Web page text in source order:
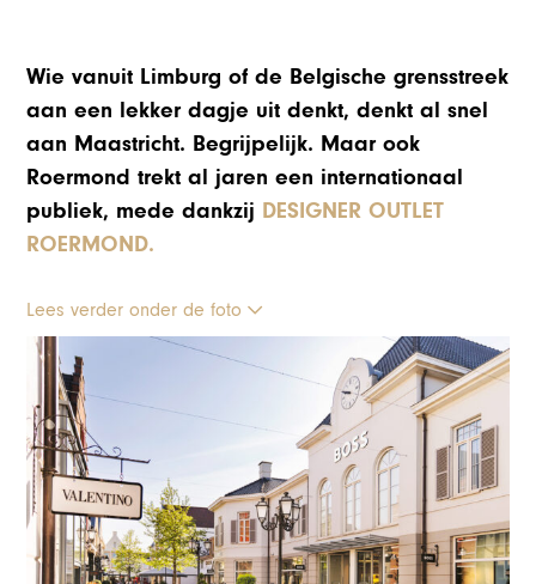
Wie vanuit Limburg of de Belgische grensstreek
aan een lekker dagje uit denkt, denkt al snel
aan Maastricht. Begrijpelijk. Maar ook
Roermond trekt al jaren een internationaal
publiek, mede dankzij DESIGNER OUTLET
ROERMOND.
Lees verder onder de foto